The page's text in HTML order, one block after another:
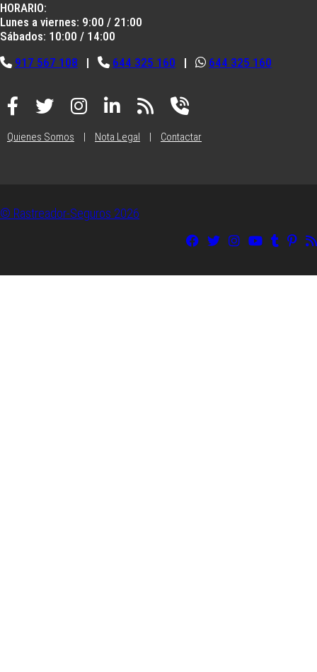
HORARIO:
Lunes a viernes: 9:00 / 21:00
Sábados: 10:00 / 14:00
917 567 108 | 644 325 160 | 644 325 160
Quienes Somos | Nota Legal | Contactar
© Rastreador-Seguros 2026